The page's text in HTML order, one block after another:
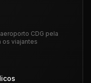
CDG pela
os viajantes